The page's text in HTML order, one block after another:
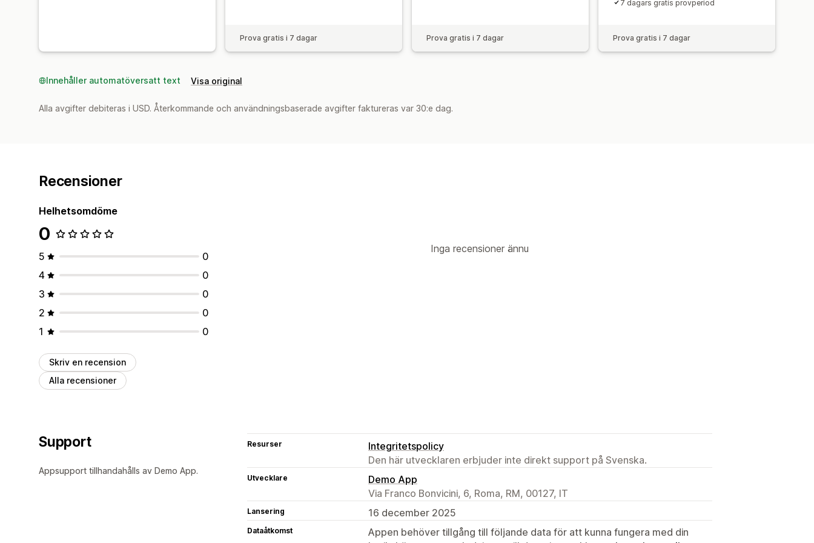
Prova gratis i 7 dagar Prova gratis i 7 dagar
7 dagars gratis provperiod
Prova gratis i 7 dagar
Innehåller automatöversatt text Visa original
Alla avgifter debiteras i USD. Återkommande och användningsbaserade avgifter faktureras var 30:e dag.
Recensioner
Helhetsomdöme
0
5
0
4
0
3
0
2
0
1
0
Skriv en recension
Alla recensioner
Inga recensioner ännu
Support
Appsupport tillhandahålls av Demo App.
Resurser
Integritetspolicy
Den här utvecklaren erbjuder inte direkt support på Svenska.
Utvecklare
Demo App
Via Franco Bonvicini, 6, Roma, RM, 00127, IT
Lansering 16 december 2025
Dataåtkomst
Appen behöver tillgång till följande data för att kunna fungera med din